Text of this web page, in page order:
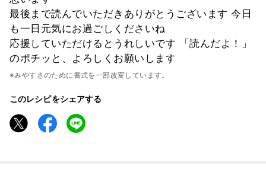
最後まで読んでいただきありがとうございます 今日
も一日元気にお過ごしくださいね
応援していただけるとうれしいです 「読んだよ！」
のポチッと、よろしくお願いします
※みやすさのために書式を一部改変しています。
このレシピをシェアする